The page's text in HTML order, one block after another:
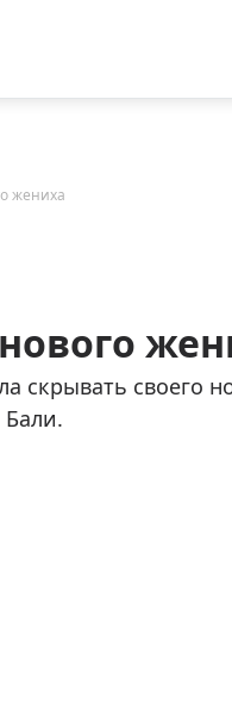
жениха
скрывать своего